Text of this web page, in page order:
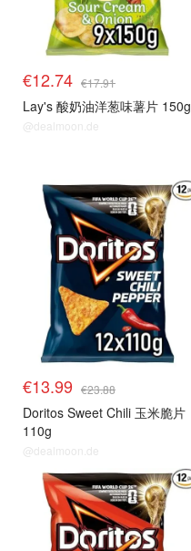
€12.74 €17.91
Lay's 酸奶油洋葱味薯片 150g
@dealmoon.de
€13.99 €23.88
Doritos Sweet Chili 玉米脆片
110g
@dealmoon.de